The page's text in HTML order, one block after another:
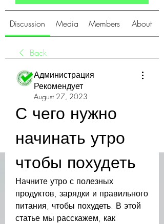
Discussion Media Members About
Back
Администрация
Рекомендует
August 27, 2023
С чего нужно
начинать утро
чтобы похудеть
Начните утро с полезных
продуктов, зарядки и правильного
питания, чтобы похудеть. В этой
статье мы расскажем, как